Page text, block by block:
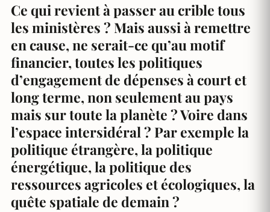
Ce qui revient à passer au crible tous
les ministères ? Mais aussi à remettre
en cause, ne serait-ce qu’au motif
financier, toutes les politiques
d’engagement de dépenses à court et
long terme, non seulement au pays
mais sur toute la planète ? Voire dans
l’espace intersidéral ? Par exemple la
politique étrangère, la politique
énergétique, la politique des
ressources agricoles et écologiques, la
quête spatiale de demain ?